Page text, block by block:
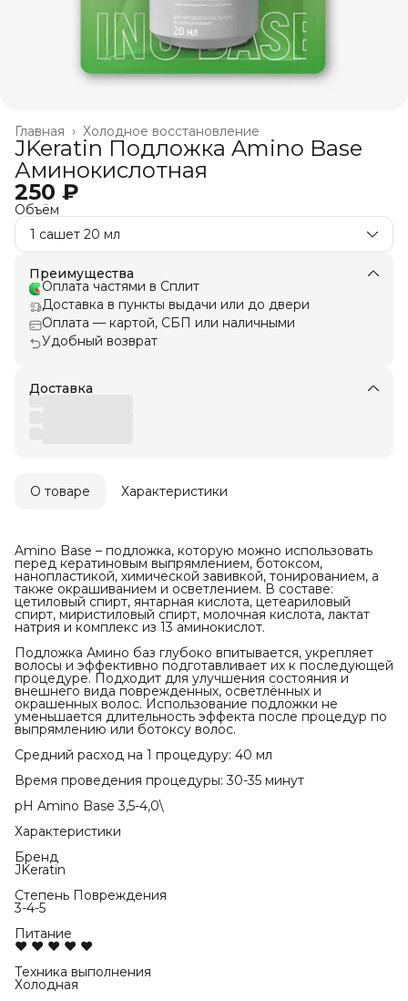
Холодное восстановление
Главная ›
JKeratin Подложка Amino Base
Аминокислотная
250 ₽
Объём
1 сашет 20 мл
Преимущества
Оплата частями в Сплит
Доставка в пункты выдачи или до двери
Оплата — картой, СБП или наличными
Удобный возврат
Доставка
О товаре Характеристики
Amino Base – подложка, которую можно использовать
перед кератиновым выпрямлением, ботоксом,
нанопластикой, химической завивкой, тонированием, а
также окрашиванием и осветлением. В составе:
цетиловый спирт, янтарная кислота, цетеариловый
спирт, миристиловый спирт, молочная кислота, лактат
натрия и комплекс из 13 аминокислот.
Подложка Амино баз глубоко впитывается, укрепляет
волосы и эффективно подготавливает их к последующей
процедуре. Подходит для улучшения состояния и
внешнего вида поврежденных, осветлённых и
окрашенных волос. Использование подложки не
уменьшается длительность эффекта после процедур по
выпрямлению или ботоксу волос.
Средний расход на 1 процедуру: 40 мл
Время проведения процедуры: 30-35 минут
pH Amino Base 3,5-4,0\
Характеристики
Бренд
JKeratin
Степень Повреждения
3-4-5
Питание
♥ ♥ ♥ ♥ ♥
Техника выполнения
Холодная